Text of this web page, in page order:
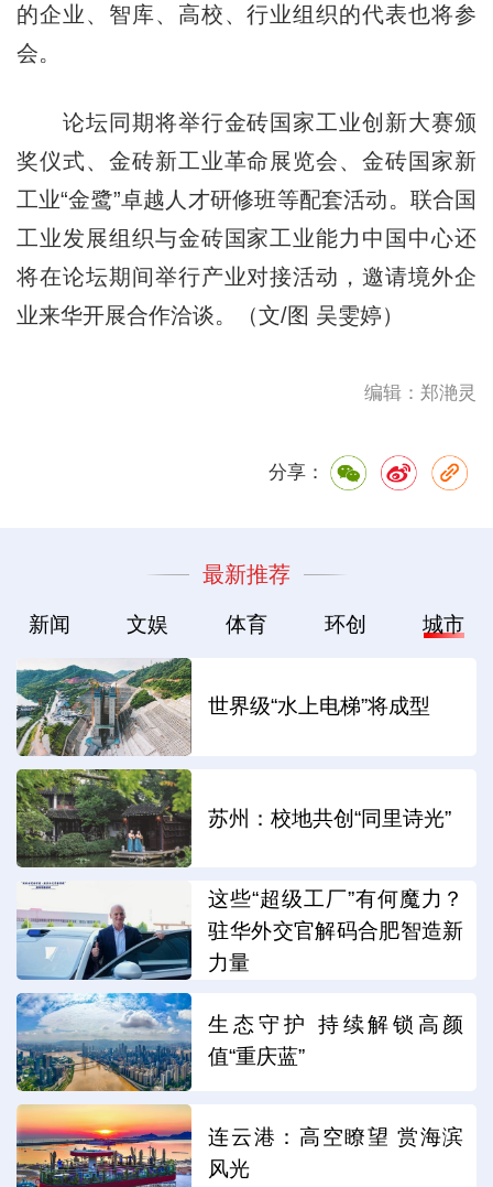
的企业、智库、高校、行业组织的代表也将参
会。
论坛同期将举行金砖国家工业创新大赛颁
奖仪式、金砖新工业革命展览会、金砖国家新
工业“金鹭”卓越人才研修班等配套活动。联合国
工业发展组织与金砖国家工业能力中国中心还
将在论坛期间举行产业对接活动，邀请境外企
业来华开展合作洽谈。（文/图 吴雯婷）
编辑：郑滟灵
分享：
最新推荐
新闻 文娱 体育 环创 城市
世界级“水上电梯”将成型
苏州：校地共创“同里诗光”
这些“超级工厂”有何魔力？
驻华外交官解码合肥智造新
力量
生态守护 持续解锁高颜
值“重庆蓝”
连云港：高空瞭望 赏海滨
风光